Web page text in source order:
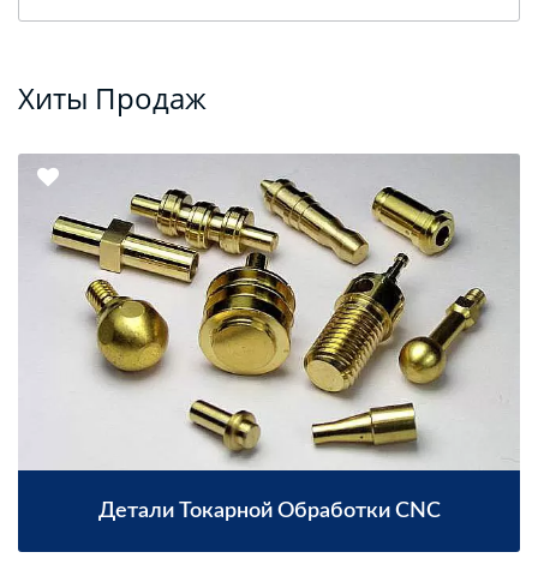
Хиты Продаж
Детали Токарной Обработки CNC